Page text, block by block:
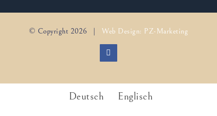
© Copyright 2026 | Web Design: PZ-Marketing
Facebook
Deutsch Englisch